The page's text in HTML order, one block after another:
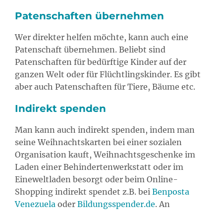
Patenschaften übernehmen
Wer direkter helfen möchte, kann auch eine
Patenschaft übernehmen. Beliebt sind
Patenschaften für bedürftige Kinder auf der
ganzen Welt oder für Flüchtlingskinder. Es gibt
aber auch Patenschaften für Tiere, Bäume etc.
Indirekt spenden
Man kann auch indirekt spenden, indem man
seine Weihnachtskarten bei einer sozialen
Organisation kauft, Weihnachtsgeschenke im
Laden einer Behindertenwerkstatt oder im
Eineweltladen besorgt oder beim Online-
Shopping indirekt spendet z.B. bei Benposta
Venezuela oder Bildungsspender.de. An